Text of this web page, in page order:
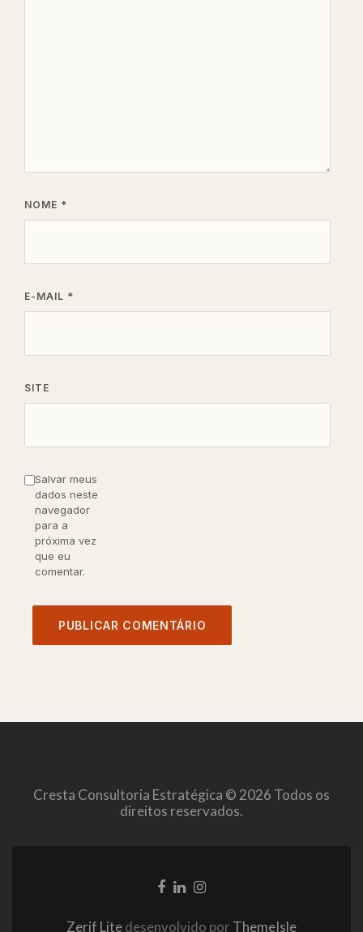
NOME *
E-MAIL *
SITE
Salvar meus
dados neste
navegador
para a
próxima vez
que eu
comentar.
Cresta Consultoria Estratégica © 2026 Todos os
direitos reservados.
Link
Facebook
Link
LinkedIn
Link
Instagram
Zerif Litedesenvolvido por ThemeIsle